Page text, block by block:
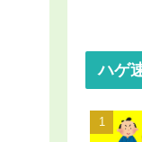
ハゲ